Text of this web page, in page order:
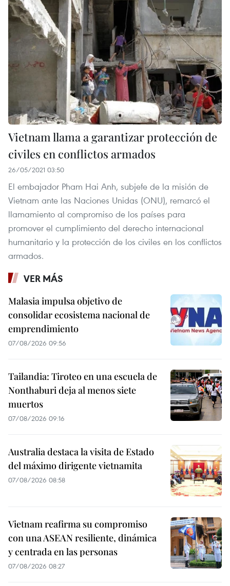
Vietnam llama a garantizar protección de
civiles en conflictos armados
26/05/2021 03:50
El embajador Pham Hai Anh, subjefe de la misión de
Vietnam ante las Naciones Unidas (ONU), remarcó el
llamamiento al compromiso de los países para
promover el cumplimiento del derecho internacional
humanitario y la protección de los civiles en los conflictos
armados.
VER MÁS
Malasia impulsa objetivo de
consolidar ecosistema nacional de
emprendimiento
07/08/2026 09:56
Tailandia: Tiroteo en una escuela de
Nonthaburi deja al menos siete
muertos
07/08/2026 09:16
Australia destaca la visita de Estado
del máximo dirigente vietnamita
07/08/2026 08:58
Vietnam reafirma su compromiso
con una ASEAN resiliente, dinámica
y centrada en las personas
07/08/2026 08:27